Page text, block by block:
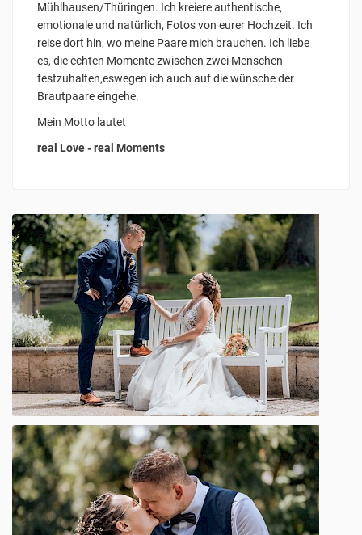
Mühlhausen/Thüringen. Ich kreiere authentische,
emotionale und natürlich, Fotos von eurer Hochzeit. Ich
reise dort hin, wo meine Paare mich brauchen. Ich liebe
es, die echten Momente zwischen zwei Menschen
festzuhalten,eswegen ich auch auf die wünsche der
Brautpaare eingehe.
Mein Motto lautet
real Love - real Moments